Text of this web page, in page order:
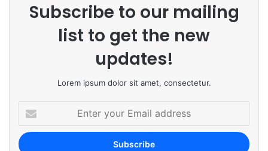
Subscribe to our mailing
list to get the new
updates!
Lorem ipsum dolor sit amet, consectetur.
e